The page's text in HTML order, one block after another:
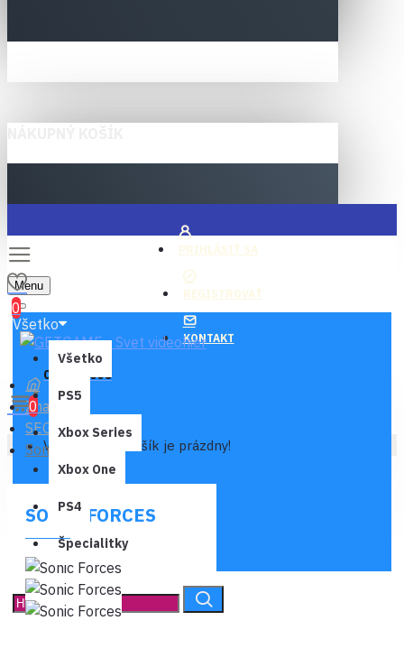
PRIHLÁSIŤ SA
REGISTROVAŤ
KONTAKT
Menu
0
0 ks - 0,00€
0
Váš nákupný košík je prázdny!
Všetko
Všetko
PS5
Xbox Series
Xbox One
PS4
Špecialitky
Značka
SEGA
Sonic Forces
SONIC FORCES